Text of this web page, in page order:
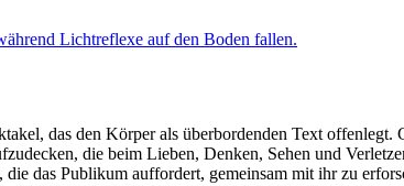
das den Körper als überbordenden Text
die beim Lieben, Denken, Sehen und
das Publikum auffordert, gemeinsam mit ihr zu